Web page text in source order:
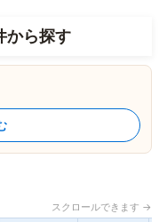
から探す
スクロールできます →